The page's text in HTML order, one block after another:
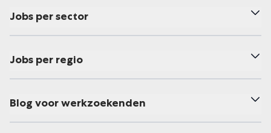
Jobs per sector
Jobs per regio
Blog voor werkzoekenden